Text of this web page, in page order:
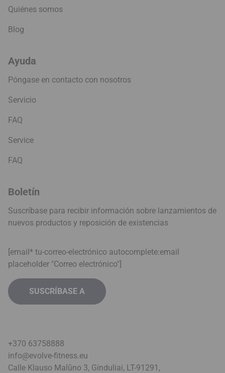
Quiénes somos
Blog
Ayuda
Póngase en contacto con nosotros
Servicio
FAQ
Service
FAQ
Boletín
Suscríbase para recibir información sobre lanzamientos de
nuevos productos y reposición de existencias
[email* tu-correo-electrónico autocomplete:email
placeholder "Correo electrónico"]
+370 63758888
info@evolve-fitness.eu
Calle Klauso Malūno 3, Ginduliai, LT-91291,